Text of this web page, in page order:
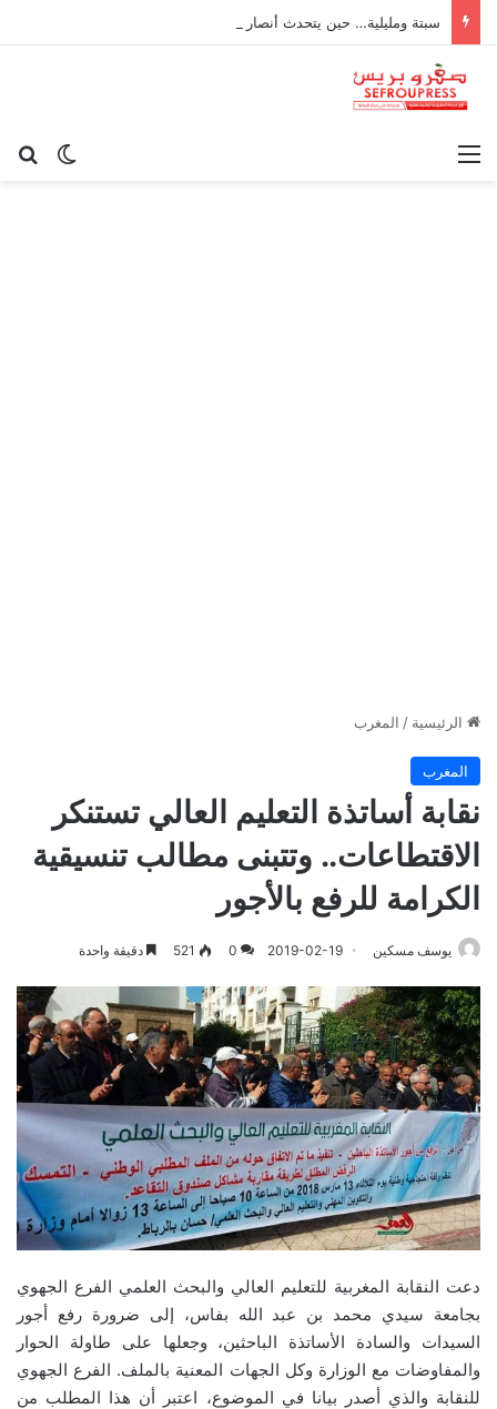
سبتة ومليلية… حين يتحدث أنصار الديمقراطية بلسان الاستعمار
الوضع القائمة
الرئيسية / المغرب
المغرب
نقابة أساتذة التعليم العالي تستنكر
الاقتطاعات.. وتتبنى مطالب تنسيقية
الكرامة للرفع بالأجور
يوسف مسكين 2019-02-19
0
521 دقيقة واحدة
دعت النقابة المغربية للتعليم العالي والبحث العلمي الفرع الجهوي
بجامعة سيدي محمد بن عبد الله بفاس، إلى ضرورة رفع أجور
السيدات والسادة الأساتذة الباحثين، وجعلها على طاولة الحوار
والمفاوضات مع الوزارة وكل الجهات المعنية بالملف. الفرع الجهوي
للنقابة والذي أصدر بيانا في الموضوع، اعتبر أن هذا المطلب من